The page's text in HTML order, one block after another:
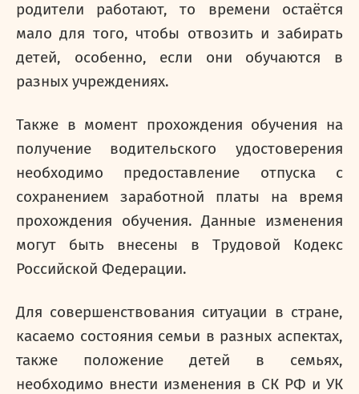
родители работают, то времени остаётся
мало для того, чтобы отвозить и забирать
детей, особенно, если они обучаются в
разных учреждениях.
Также в момент прохождения обучения на
получение водительского удостоверения
необходимо предоставление отпуска с
сохранением заработной платы на время
прохождения обучения. Данные изменения
могут быть внесены в Трудовой Кодекс
Российской Федерации.
Для совершенствования ситуации в стране,
касаемо состояния семьи в разных аспектах,
также положение детей в семьях,
необходимо внести изменения в СК РФ и УК